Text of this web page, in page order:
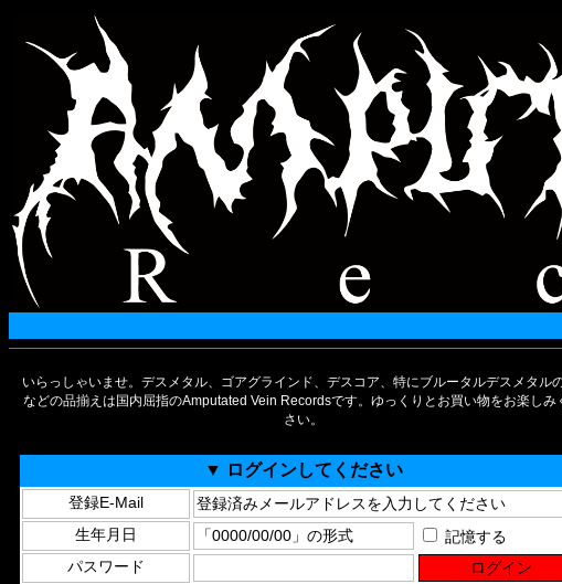
いらっしゃいませ。デスメタル、ゴアグラインド、デスコア、特にブルータルデスメタル
などの品揃えは国内屈指のAmputated Vein Recordsです。ゆっくりとお買い物をお楽しみ
さい。
▼ ログインしてください
登録E-Mail
生年月日
記憶する
パスワード